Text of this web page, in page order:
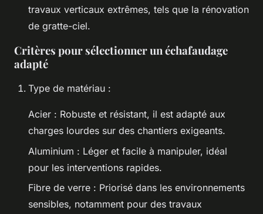
travaux verticaux extrêmes, tels que la rénovation
de gratte-ciel.
Critères pour sélectionner un échafaudage
adapté
Type de matériau :
Acier : Robuste et résistant, il est adapté aux
charges lourdes sur des chantiers exigeants.
Aluminium : Léger et facile à manipuler, idéal
pour les interventions rapides.
Fibre de verre : Priorisé dans les environnements
sensibles, notamment pour des travaux